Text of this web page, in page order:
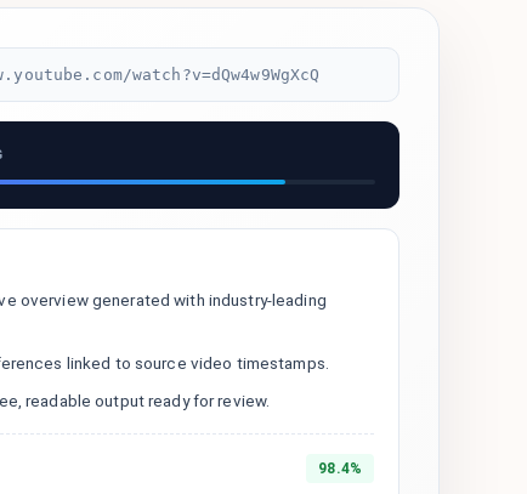
watch?v=dQw4w9WgXcQ
overview generated with industry-leading
linked to source video timestamps.
readable output ready for review.
98.4%